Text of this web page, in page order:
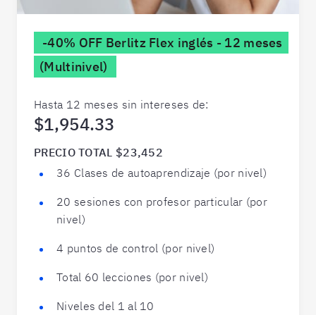
-40% OFF Berlitz Flex inglés - 12 meses
(Multinivel)
Hasta 12 meses sin intereses de:
$1,954.33
PRECIO TOTAL $23,452
36 Clases de autoaprendizaje (por nivel)
20 sesiones con profesor particular (por
nivel)
4 puntos de control (por nivel)
Total 60 lecciones (por nivel)
Niveles del 1 al 10